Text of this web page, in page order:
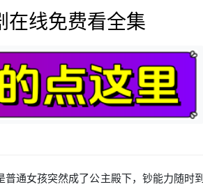
在线免费看全集
通女孩突然成了公主殿下，钞能力随时到